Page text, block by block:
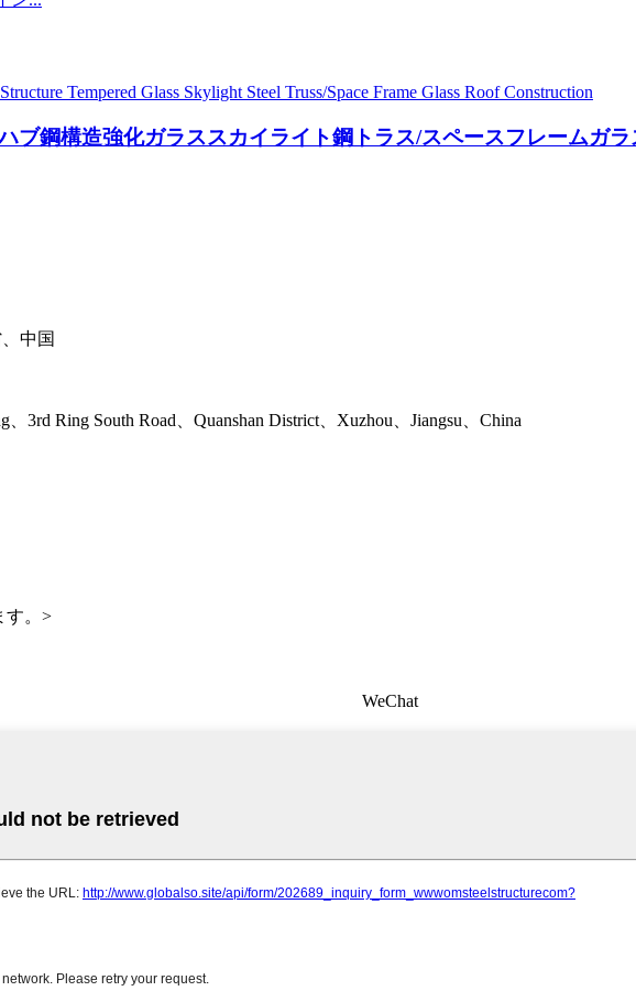
ブ鋼構造強化ガラススカイライト鋼トラス/スペースフレームガ
中国
3rd Ring South Road、Quanshan District、Xuzhou、Jiangsu、China
。 >
WeChat